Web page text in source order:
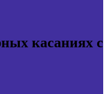
касаниях с